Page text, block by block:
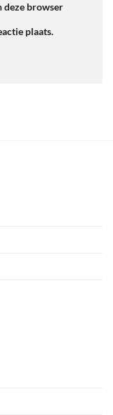
deze browser
plaats.